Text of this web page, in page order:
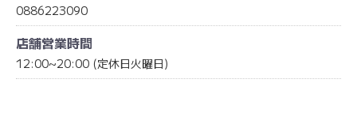
0886223090
店舗営業時間
12:00~20:00 (定休日火曜日)